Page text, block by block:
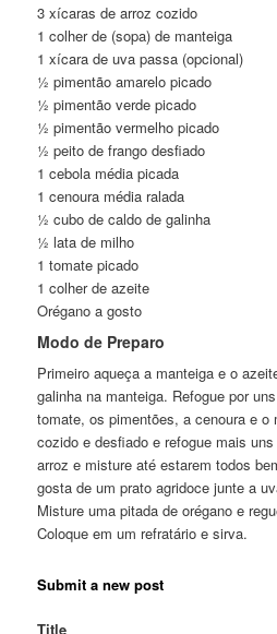
3 xícaras de arroz cozido
1 colher de (sopa) de manteiga
1 xícara de uva passa (opcional)
½ pimentão amarelo picado
½ pimentão verde picado
½ pimentão vermelho picado
½ peito de frango desfiado
1 cebola média picada
1 cenoura média ralada
½ cubo de caldo de galinha
½ lata de milho
1 tomate picado
1 colher de azeite
Orégano a gosto
Modo de Preparo
Primeiro aqueça a manteiga e o
galinha na manteiga. Refogue por
tomate, os pimentões, a cenoura e o
cozido e desfiado e refogue mais
arroz e misture até estarem todos
gosta de um prato agridoce junte a
Misture uma pitada de orégano e
Coloque em um refratário e sirva.
Submit a new post
Title